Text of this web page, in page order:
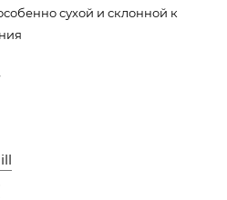
сухой и склонной к